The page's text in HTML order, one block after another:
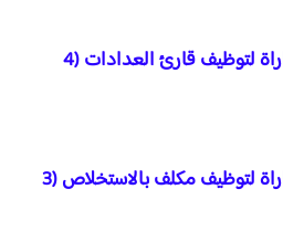
لائحة المدعوين لإجراء مباراة لتوظيف قارئ العدادات (4
لائحة المدعوين لإجراء مباراة لتوظيف مكلف بالاستخلاص (3